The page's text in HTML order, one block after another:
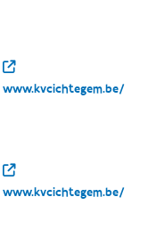
www.kvcichtegem.be/
www.kvcichtegem.be/